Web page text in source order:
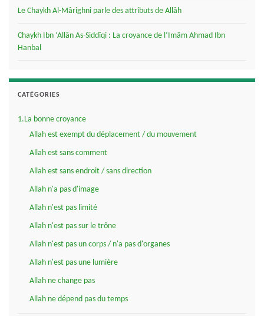
Le Chaykh Al-Mârighni parle des attributs de Allâh
Chaykh Ibn ‘Allân As-Siddîqi : La croyance de l’Imâm Ahmad Ibn
Hanbal
CATÉGORIES
1.La bonne croyance
Allah est exempt du déplacement / du mouvement
Allah est sans comment
Allah est sans endroit / sans direction
Allah n'a pas d'image
Allah n'est pas limité
Allah n'est pas sur le trône
Allah n'est pas un corps / n'a pas d'organes
Allah n'est pas une lumière
Allah ne change pas
Allah ne dépend pas du temps